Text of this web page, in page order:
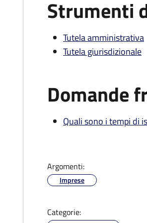
Strumenti
Tutela amministrativa
Tutela giurisdizionale
Domande
Quali sono i tempi di
Argomenti:
Imprese
Categorie: